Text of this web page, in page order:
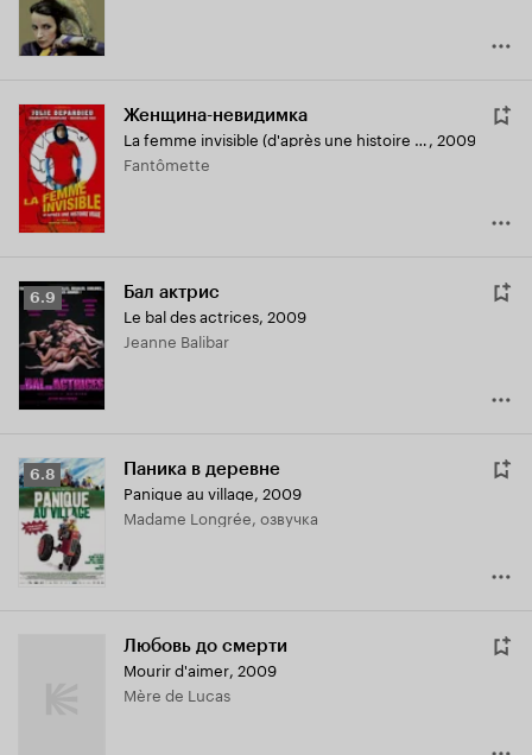
Женщина-невидимка
La femme invisible (d'après une histoire vraie), 2009
Fantômette
Рейтинг
Кинопоиска
6.9
6.9 Бал актрис
Le bal des actrices, 2009
Jeanne Balibar
Рейтинг
Кинопоиска
6.8
6.8 Паника в деревне
Panique au village, 2009
Madame Longrée, озвучка
Любовь до смерти
Mourir d'aimer, 2009
Mère de Lucas